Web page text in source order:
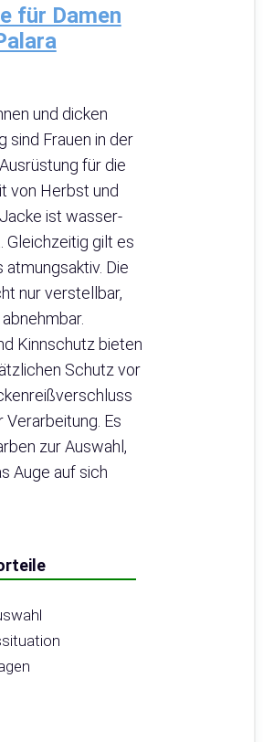
für Damen
und dicken
sind Frauen in der
für die
von Herbst und
ist wasser-
Gleichzeitig gilt es
Die
nur verstellbar,
Kinnschutz bieten
Schutz vor
Verarbeitung. Es
zur Auswahl,
Auge auf sich